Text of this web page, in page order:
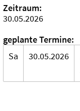
Zeitraum:
30.05.2026
geplante Termine:
Sa
30.05.2026